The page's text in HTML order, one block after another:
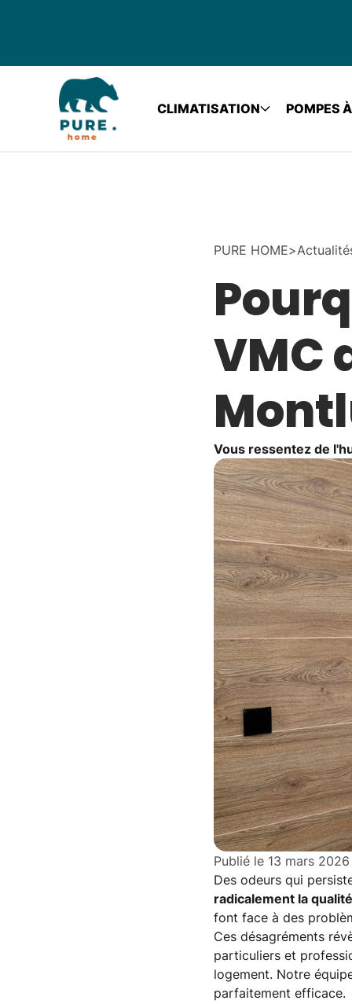
CLIMATISATION POMPES
PURE HOME>
VMC
Vous ressentez de
Publié le 13 mars 2026
Des odeurs qui
radicalement la
font face à des
Ces désagréments
particuliers et
logement. Notre
parfaitement efficace.